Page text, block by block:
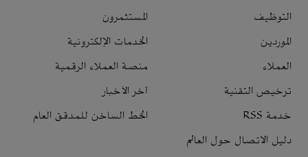
التوظيف
المستثمرون
الموردين
الخدمات الإلكترونية
العملاء
منصة العملاء الرقمية
ترخيص التقنية
آخر الأخبار
خدمة RSS
الخط الساخن للمدقق العام
دليل الاتصال حول العالم